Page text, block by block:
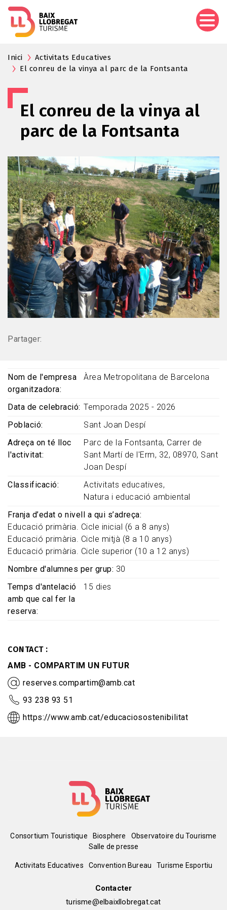
Inici
Activitats Educatives
El conreu de la vinya al parc de la Fontsanta
El conreu de la vinya al
parc de la Fontsanta
Partager:
CONTACT
AMB - COMPARTIM UN FUTUR
reserves.compartim@amb.cat
93 238 93 51
https://www.amb.cat/educaciosostenibilitat
Nom de l'empresa
organitzadora
Àrea Metropolitana de Barcelona
Data de celebració Temporada 2025 - 2026
Població
Sant Joan Despí
Adreça on té lloc
l'activitat
Parc de la Fontsanta, Carrer de
Sant Martí de l'Erm, 32, 08970, Sant
Joan Despí
Classificació
Activitats educatives
Natura i educació ambiental
Franja d’edat o nivell a qui s’adreça
Educació primària. Cicle inicial (6 a 8 anys)
Educació primària. Cicle mitjà (8 a 10 anys)
Educació primària. Cicle superior (10 a 12 anys)
Nombre d'alumnes per grup 30
Temps d'antelació
amb que cal fer la
reserva
15 dies
Menú
del
Consortium Touristique Biosphere
Observatoire du Tourisme
Salle de presse
Peu
Activitats Educatives Convention Bureau Turisme Esportiu
Contacter
turisme@elbaixllobregat.cat